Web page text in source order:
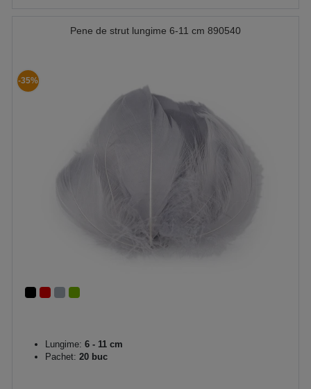
Pene de strut lungime 6-11 cm 890540
-35%
Lungime: 6 - 11 cm
Pachet: 20 buc